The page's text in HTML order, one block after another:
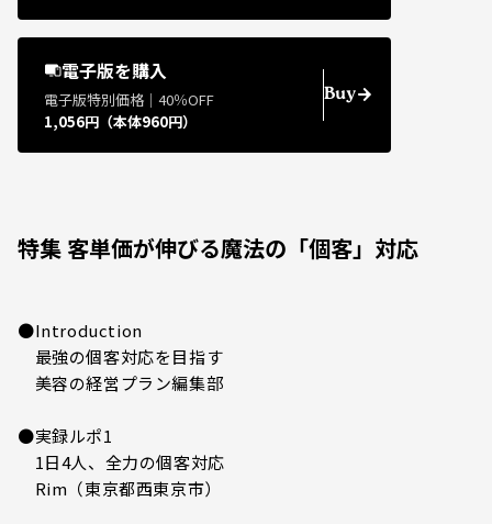
電子版を購入
電子版特別価格｜40％OFF
1,056円（本体960円）
Buy
特集 客単価が伸びる魔法の「個客」対応
●Introduction
最強の個客対応を目指す
美容の経営プラン編集部
●実録ルポ1
1日4人、全力の個客対応
Rim（東京都西東京市）